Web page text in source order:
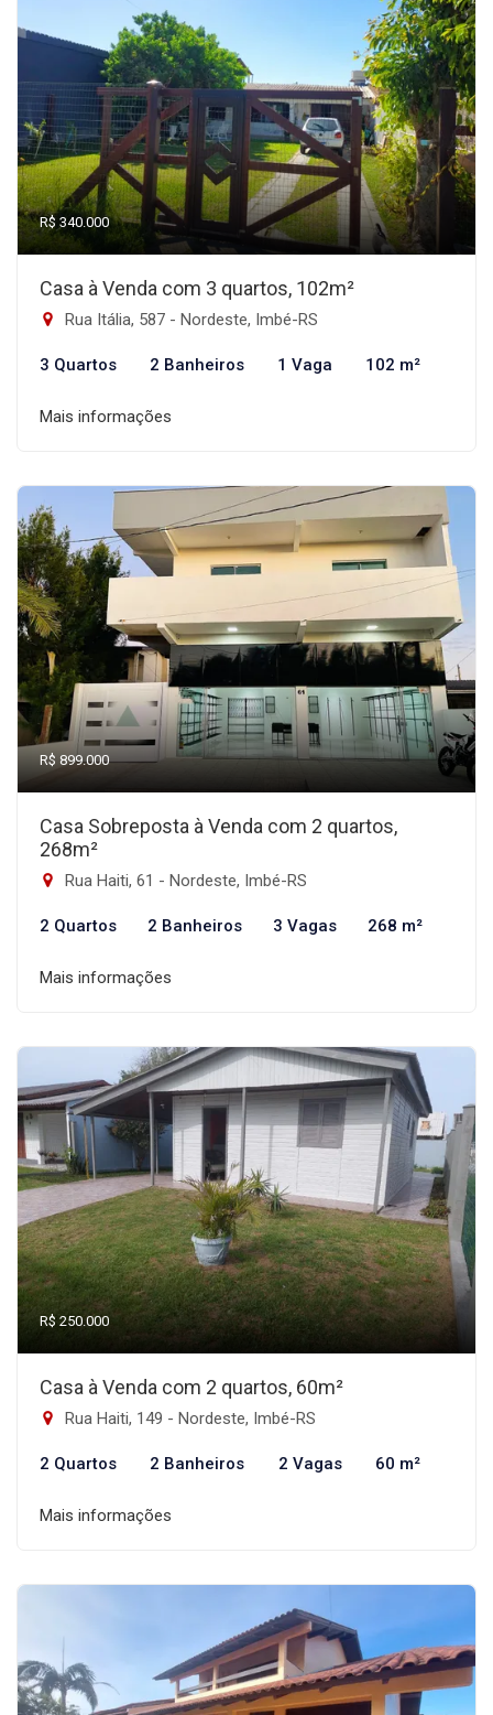
R$ 340.000
Casa à Venda com 3 quartos, 102m²
Rua Itália, 587 - Nordeste, Imbé-RS
3 Quartos 2 Banheiros 1 Vaga 102 m²
Mais informações
R$ 899.000
Casa Sobreposta à Venda com 2 quartos,
268m²
Rua Haiti, 61 - Nordeste, Imbé-RS
2 Quartos 2 Banheiros 3 Vagas 268 m²
Mais informações
R$ 250.000
Casa à Venda com 2 quartos, 60m²
Rua Haiti, 149 - Nordeste, Imbé-RS
2 Quartos 2 Banheiros 2 Vagas 60 m²
Mais informações